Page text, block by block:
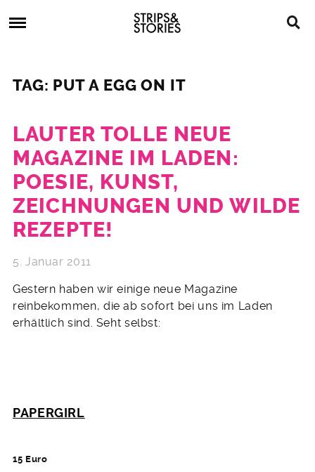
to
Strips
&
Stories
Comics,
TAG: PUT A EGG ON IT
LAUTER TOLLE NEUE
MAGAZINE IM LADEN:
POESIE, KUNST,
ZEICHNUNGEN UND WILDE
REZEPTE!
5. Januar 2011
Gestern haben wir einige neue Magazine
reinbekommen, die ab sofort bei uns im Laden
erhältlich sind. Seht selbst:
PAPERGIRL
15 Euro